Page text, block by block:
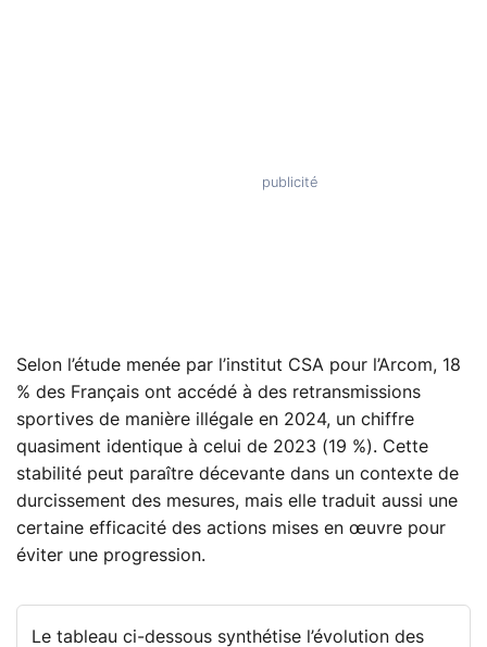
Selon l’étude menée par l’institut CSA pour l’Arcom, 18
% des Français ont accédé à des retransmissions
sportives de manière illégale en 2024, un chiffre
quasiment identique à celui de 2023 (19 %). Cette
stabilité peut paraître décevante dans un contexte de
durcissement des mesures, mais elle traduit aussi une
certaine efficacité des actions mises en œuvre pour
éviter une progression.
Le tableau ci-dessous synthétise l’évolution des